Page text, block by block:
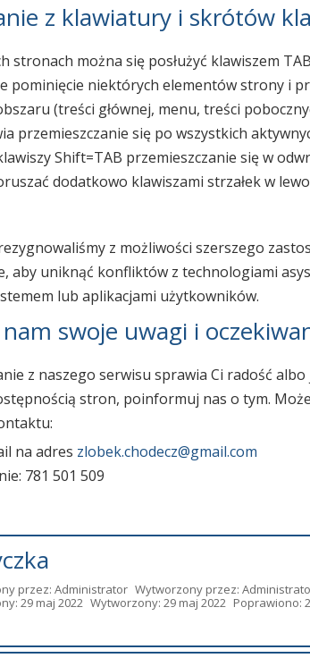
z klawiatury i skrótów
stronach można się posłużyć klawiszem
pominięcie niektórych elementów strony i
(treści głównej, menu, treści
przemieszczanie się po wszystkich
Shift=TAB przemieszczanie się w
dodatkowo klawiszami strzałek w
z możliwości szerszego
aby uniknąć konfliktów z technologiami
lub aplikacjami użytkowników.
nam swoje uwagi i
z naszego serwisu sprawia Ci radość albo
stron, poinformuj nas o tym.
na adres zlobek.chodecz@gmail.com
781 501 509
przez: Administrator Wytworzony przez:
29 maj 2022 Wytworzony: 29 maj 2022 Poprawiono: